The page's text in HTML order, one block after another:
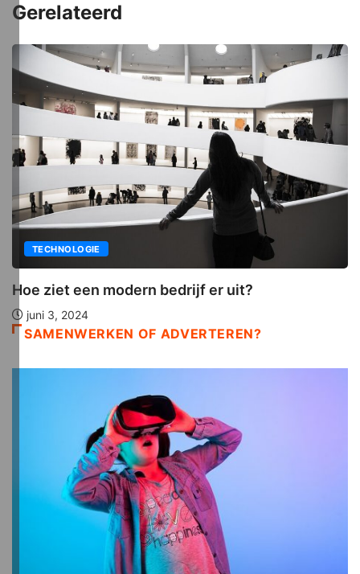
Gerelateerd
TECHNOLOGIE
Hoe ziet een modern bedrijf er uit?
juni 3, 2024
SAMENWERKEN OF ADVERTEREN?